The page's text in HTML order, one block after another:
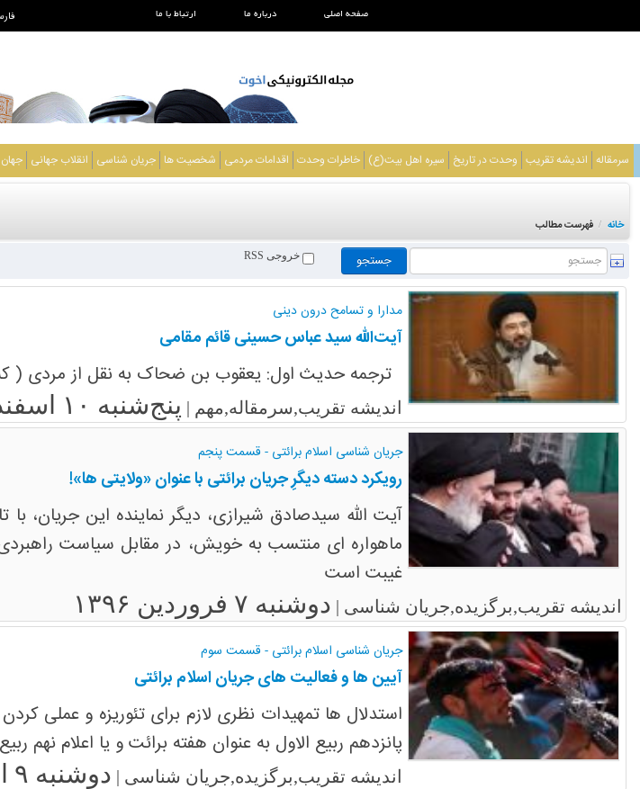
صفحه اصلی درباره ما ارتباط با ما
سرمقاله اندیشه تقریب وحدت در تاریخ سیره اهل بیت(ع) خاطرات وحدت اقدامات مردمی شخصیت ها جریان شناسی انقلاب جهانی جهان
خانه / فهرست مطالب
خروجی RSS
مدارا و تسامح درون دینی
آیت‌الله سید عباس حسینی قائم مقامی
ترجمه حدیث اول: یعقوب بن ضحاک به نقل از مردی (
اندیشه تقریب,سرمقاله,مهم | پنج‌شنبه ۱۰ اسفند ۱۴۰۲
جریان شناسی اسلام برائتی - قسمت پنجم
رویکرد دسته دیگرِ جریان برائتی با عنوان «ولایتی ها»!
آیت الله سیدصادق شیرازی، دیگر نماینده این
ماهواره ای منتسب به خویش، در مقابل سیاست
غیبت است
اندیشه تقریب,برگزیده,جریان شناسی | دوشنبه ۷ فروردین ۱۳۹۶
جریان شناسی اسلام برائتی - قسمت سوم
آیین ها و فعالیت های جریان اسلام برائتی
استدلال ها تمهیدات نظری لازم برای تئوریزه و عملی
پانزدهم ربیع الاول به عنوان هفته برائت و یا اعلام نهم
اندیشه تقریب,برگزیده,جریان شناسی | دوشنبه ۹ اسفند ۱۳۹۵